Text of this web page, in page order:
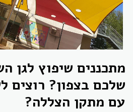
מתכננים שיפוץ לגן
שלכם בצפון? רוצים
עם מתקן הצללה?